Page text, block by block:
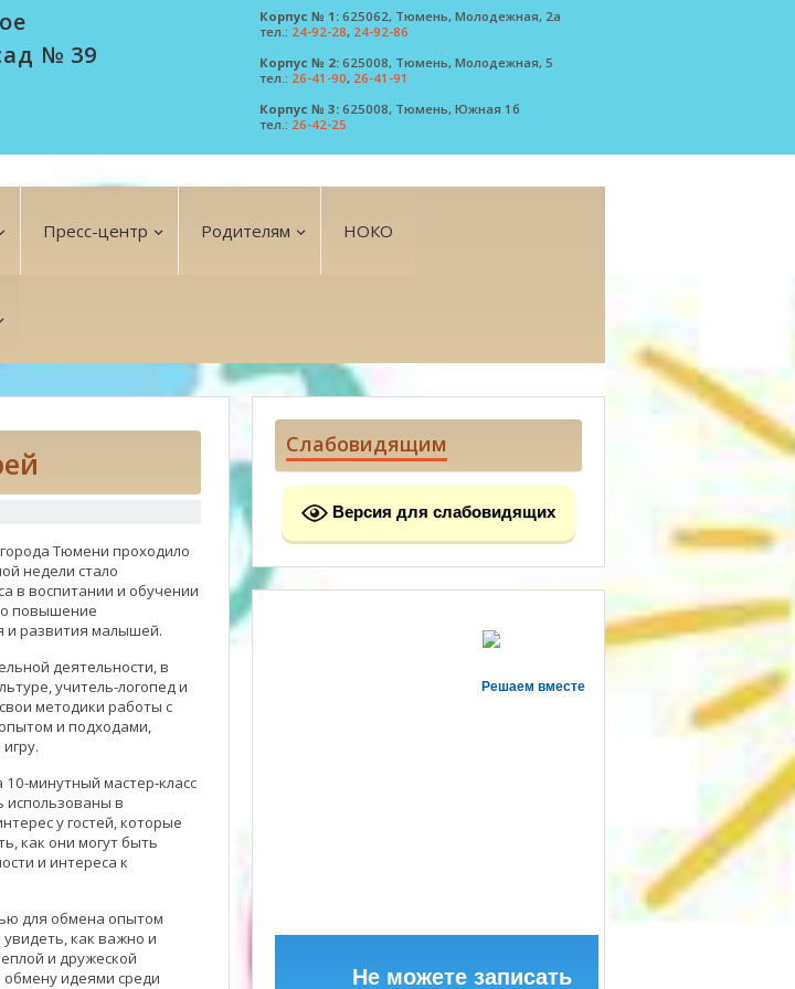
№ 39
Корпус № 1: 625062, Тюмень, Молодежная, 2а
тел.: 24-92-28, 24-92-86
Корпус № 2: 625008, Тюмень, Молодежная, 5
тел.: 26-41-90, 26-41-91
Корпус № 3: 625008, Тюмень, Южная 1б
тел.: 26-42-25
Пресс-центр Родителям НОКО
Тюмени проходило
недели стало
в воспитании и обучении
повышение
и развития малышей.
деятельности, в
учитель-логопед и
методики работы с
и подходами,
минутный мастер-класс
использованы в
у гостей, которые
как они могут быть
и интереса к
для обмена опытом
как важно и
и дружеской
обмену идеями среди
Слабовидящим
Версия для слабовидящих
Решаем вместе
Не можете записать